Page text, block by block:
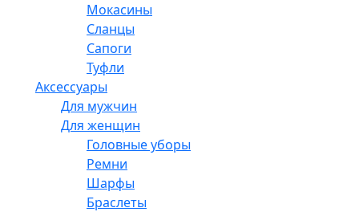
Мокасины
Сланцы
Сапоги
Туфли
Аксессуары
Для мужчин
Для женщин
Головные уборы
Ремни
Шарфы
Браслеты